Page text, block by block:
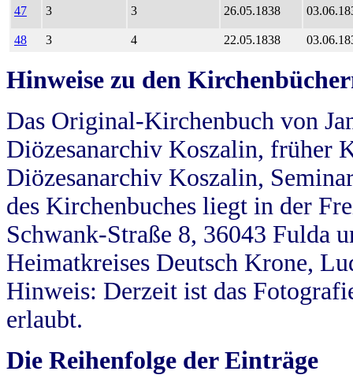
47 3 3 26.05.1838
48 3 4 22.05.1838
Hinweise zu den
Das Original-Kirchenbuch von
Diözesanarchiv Koszalin, früher
Diözesanarchiv Koszalin,
des Kirchenbuches liegt in der
Schwank-Straße 8, 36043 Fulda
Heimatkreises Deutsch Krone,
Hinweis: Derzeit ist das
erlaubt.
Die Reihenfolge der Einträge